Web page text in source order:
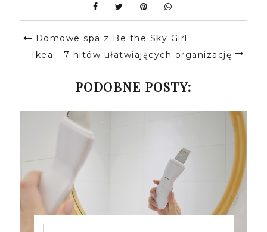
Domowe spa z Be the Sky Girl
Ikea - 7 hitów ułatwiających organizację
PODOBNE POSTY: